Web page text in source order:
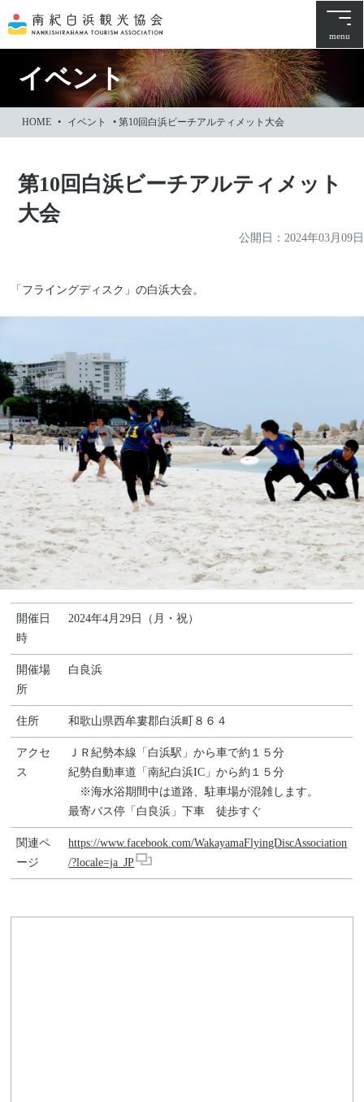
文
に
ッ
menu
イベント
HOME • イベント •第10回白浜ビーチアルティメット大会
第10回白浜ビーチアルティメット
大会
公開日： 2024年03月09日
「フライングディスク」の白浜大会。
開催日
時
2024年4月29日（月・祝）
開催場
所
白良浜
住所 和歌山県西牟婁郡白浜町８６４
アクセ
ス
ＪＲ紀勢本線「白浜駅」から車で約１５分
紀勢自動車道「南紀白浜IC」から約１５分
※海水浴期間中は道路、駐車場が混雑します。
最寄バス停「白良浜」下車 徒歩すぐ
関連ペ
ージ
https://www.facebook.com/WakayamaFlyingDiscAssociation
/?locale=ja_JP